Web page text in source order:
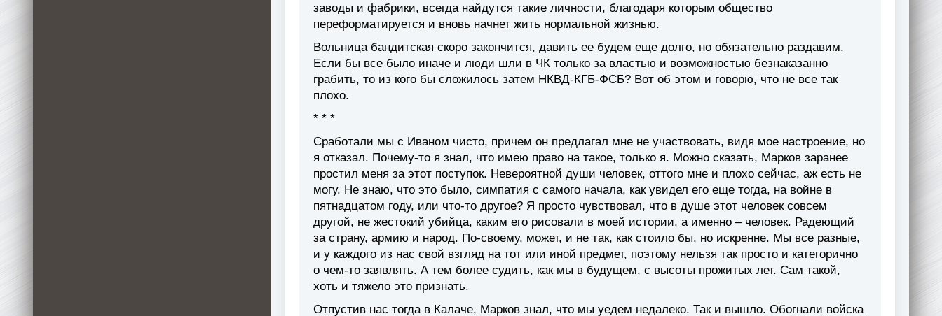
заводы и фабрики, всегда найдутся такие личности, благодаря которым общество
переформатируется и вновь начнет жить нормальной жизнью.
Вольница бандитская скоро закончится, давить ее будем еще долго, но обязательно раздавим.
Если бы все было иначе и люди шли в ЧК только за властью и возможностью безнаказанно
грабить, то из кого бы сложилось затем НКВД-КГБ-ФСБ? Вот об этом и говорю, что не все так
плохо.
* * *
Сработали мы с Иваном чисто, причем он предлагал мне не участвовать, видя мое настроение, но
я отказал. Почему-то я знал, что имею право на такое, только я. Можно сказать, Марков заранее
простил меня за этот поступок. Невероятной души человек, оттого мне и плохо сейчас, аж есть не
могу. Не знаю, что это было, симпатия с самого начала, как увидел его еще тогда, на войне в
пятнадцатом году, или что-то другое? Я просто чувствовал, что в душе этот человек совсем
другой, не жестокий убийца, каким его рисовали в моей истории, а именно – человек. Радеющий
за страну, армию и народ. По-своему, может, и не так, как стоило бы, но искренне. Мы все разные,
и у каждого из нас свой взгляд на тот или иной предмет, поэтому нельзя так просто и категорично
о чем-то заявлять. А тем более судить, как мы в будущем, с высоты прожитых лет. Сам такой,
хоть и тяжело это признать.
Отпустив нас тогда в Калаче, Марков знал, что мы уедем недалеко. Так и вышло. Обогнали войска